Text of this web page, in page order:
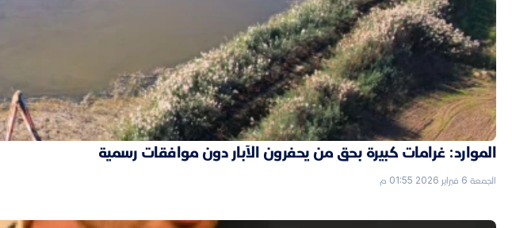
الموارد: غرامات كبيرة بحق من يحفرون الآبار دون موافقات رسمية
الجمعة 6 فبراير 2026 01:55 م